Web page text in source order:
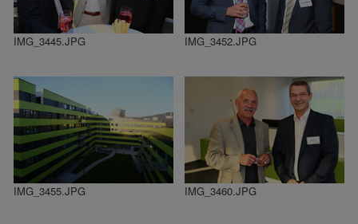
IMG_3445.JPG IMG_3452.JPG
IMG_3455.JPG IMG_3460.JPG